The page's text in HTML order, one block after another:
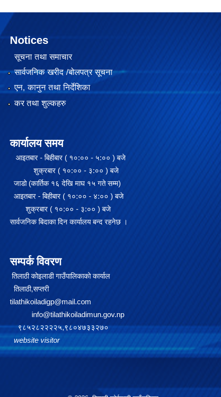
Notices
सूचना तथा समाचार
सार्वजनिक खरीद /बोलपत्र सूचना
एन, कानुन तथा निर्देशिका
कर तथा शुल्कहरु
कार्यालय समय
आइतबार - बिहीबार ( १०:०० - ५:०० ) बजे
शुक्रबार ( १०:०० - ३:०० ) बजे
जाडो (कार्तिक १६ देखि माघ १५ गते सम्म)
आइतबार - बिहीबार ( १०:०० - ४:०० ) बजे
शुक्रबार ( १०:०० - ३:०० ) बजे
सार्वजनिक बिदाका दिन कार्यालय बन्द रहनेछ ।
सम्पर्क विवरण
तिलाठी कोइलाडी गाउँपालिकाको कार्याल
तिलाठी,सप्तरी
tilathikoiladigp@mail.com
info@tilathikoiladimun.gov.np
९८५२८२२२२५,९८०४७३३२७०
website visitor